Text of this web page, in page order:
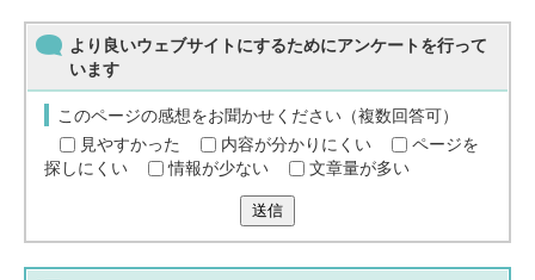
より良いウェブサイトにするためにアンケートを行って
います
このページの感想をお聞かせください（複数回答可）
見やすかった
内容が分かりにくい
ページを
探しにくい
情報が少ない 文章量が多い
送信